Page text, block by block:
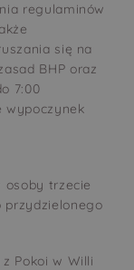
regulaminów
się na
BHP oraz
7:00
wypoczynek
osoby trzecie
przydzielonego
Pokoi w Willi